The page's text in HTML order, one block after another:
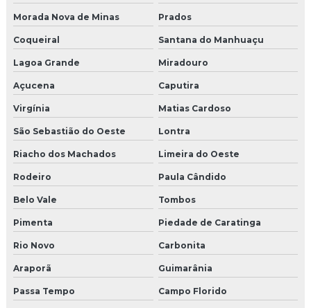
Morada Nova de Minas Prados
Coqueiral Santana do Manhuaçu
Lagoa Grande Miradouro
Açucena Caputira
Virgínia Matias Cardoso
São Sebastião do Oeste Lontra
Riacho dos Machados Limeira do Oeste
Rodeiro Paula Cândido
Belo Vale Tombos
Pimenta Piedade de Caratinga
Rio Novo Carbonita
Araporã Guimarânia
Passa Tempo Campo Florido